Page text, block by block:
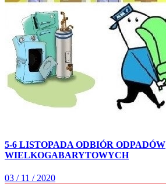
5-6 LISTOPADA ODBIÓR ODPADÓW
WIELKOGABARYTOWYCH
03 / 11 / 2020